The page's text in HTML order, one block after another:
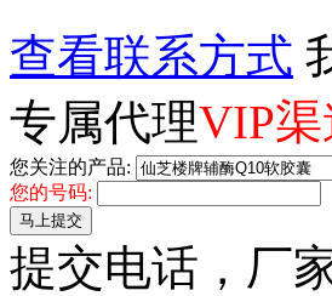
查看联系方式
专属代理VIP渠
您关注的产品:
您的号码:
马上提交
提交电话，厂